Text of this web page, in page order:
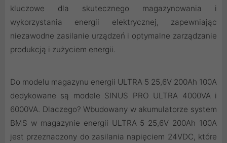
kluczowe dla skutecznego magazynowania i
wykorzystania energii elektrycznej, zapewniając
niezawodne zasilanie urządzeń i optymalne zarządzanie
produkcją i zużyciem energii.
Do modelu magazynu energii ULTRA 5 25,6V 200Ah 100A
dedykowane są modele SINUS PRO ULTRA 4000VA i
6000VA. Dlaczego? Wbudowany w akumulatorze system
BMS w magazynie energii ULTRA 5 25,6V 200Ah 100A
jest przeznaczony do zasilania napięciem 24VDC, które